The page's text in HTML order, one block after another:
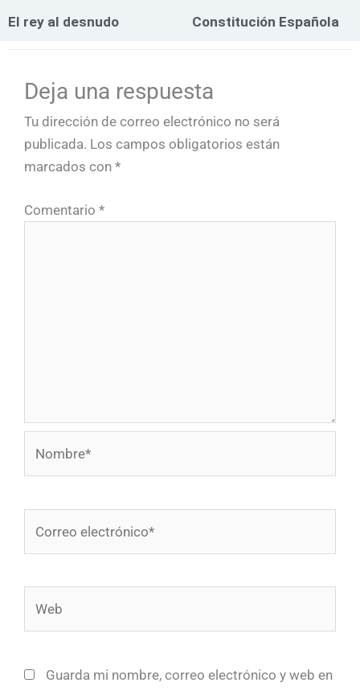
El rey al desnudo Constitución Española
Deja una respuesta
Tu dirección de correo electrónico no será
publicada. Los campos obligatorios están
marcados con *
Comentario *
electrónico*
Guarda mi nombre, correo electrónico y web en